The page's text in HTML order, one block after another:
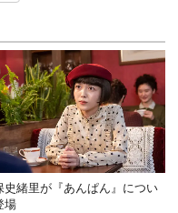
史緒里が『あんぱん』につい
場